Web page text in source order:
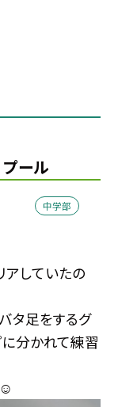
ール
中学部
アしていたの
タ足をするグ
分かれて練習